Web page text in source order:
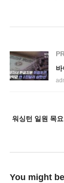
워싱턴 일원 목
You might